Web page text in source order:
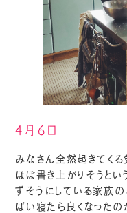
4月6日
みなさん全然起きてく
ほぼ書き上がりそうと
ずそうにしている家族の
ぱい寝たら良くなったの